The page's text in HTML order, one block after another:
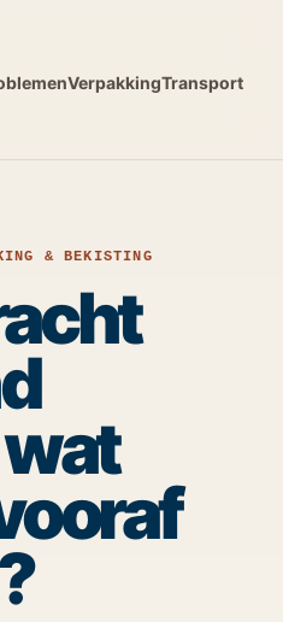
VerpakkingTransport
& BEKISTING